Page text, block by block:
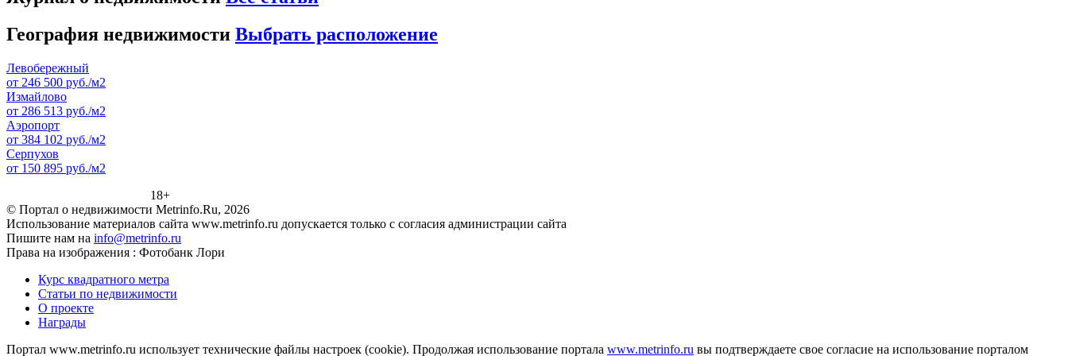
География недвижимости Выбрать расположение
Левобережный
от 246 500 руб./м2
Измайлово
от 286 513 руб./м2
Аэропорт
от 384 102 руб./м2
Серпухов
от 150 895 руб./м2
18+
© Портал о недвижимости Metrinfo.Ru, 2026
Использование материалов сайта www.metrinfo.ru допускается только с согласия администрации сайта
Пишите нам на info@metrinfo.ru
Права на изображения : Фотобанк Лори
Курс квадратного метра
Статьи по недвижимости
О проекте
Награды
Портал www.metrinfo.ru использует технические файлы настроек (cookie). Продолжая использование портала www.metrinfo.ru вы подтверждаете свое согласие на использование порталом